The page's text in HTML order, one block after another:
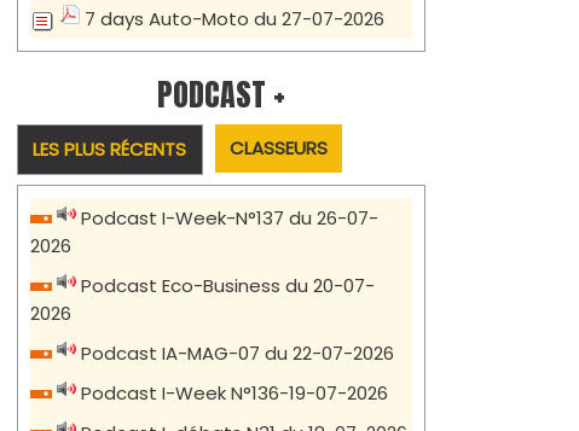
7 days Auto-Moto du 27-07-2026
PODCAST +
LES PLUS RÉCENTS CLASSEURS
Podcast I-Week-N°137 du 26-07-
2026
Podcast Eco-Business du 20-07-
2026
Podcast IA-MAG-07 du 22-07-2026
Podcast I-Week N°136-19-07-2026